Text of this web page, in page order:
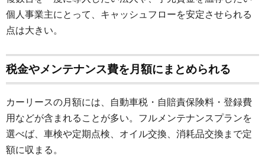
個人事業主にとって、キャッシュフローを安定させられる
点は大きい。
税金やメンテナンス費を月額にまとめられる
カーリースの月額には、自動車税・自賠責保険料・登録費
用などが含まれることが多い。フルメンテナンスプランを
選べば、車検や定期点検、オイル交換、消耗品交換まで定
額に収まる。